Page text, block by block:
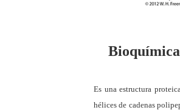
Bioquímica
Es una estructura
hélices de cadenas